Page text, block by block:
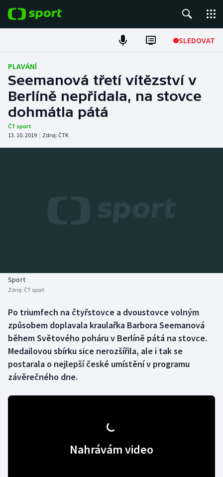
SLEDOVAT
Fotbal
Hokej
Tenis
Atletika
Biatlon
Box
Curling
Dostihy
Florbal
Aplikace ČT sport
PLAVÁNÍ
Seemanová třetí vítězství v
Berlíně nepřidala, na stovce
dohmátla pátá
ČT sport
13. 10. 2019 | Zdroj: ČTK
Sport
Zdroj: ČT sport
Po triumfech na čtyřstovce a dvoustovce volným
způsobem doplavala kraulařka Barbora Seemanová
během Světového poháru v Berlíně pátá na stovce.
Medailovou sbírku sice nerozšířila, ale i tak se
postarala o nejlepší české umístění v programu
závěrečného dne.
Nahrávám video